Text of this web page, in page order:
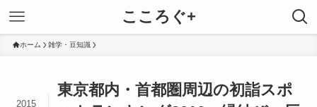
こころぐ+
ホーム 雑学・豆知識
東京都内・首都圏周辺の初詣スポ
2015